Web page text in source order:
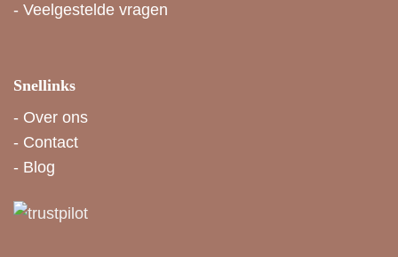
- Veelgestelde vragen
Snellinks
- Over ons
- Contact
- Blog